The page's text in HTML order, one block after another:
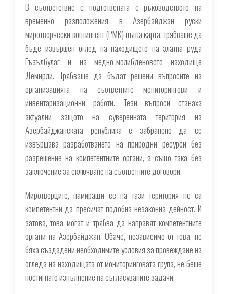
В съответствие с подготвената с ръководството на
временно разположения в Азербайджан руски
миротворчески контингент (РМК) пътна карта, трябваше да
бъде извършен оглед на находището на златна руда
Гъзълбулаг и на медно-молибденовото находище
Демирли. Трябваше да бъдат решени въпросите на
организацията на съответните мониторингови и
инвентаризационни работи. Тези въпроси станаха
актуални защото на суверенната територия на
Азербайджанската република е забранено да се
извършава разработването на природни ресурси без
разрешение на компетентните органи, а също така без
заключение за сключване на съответните договори.
Миротворците, намиращи се на тази територия не са
компетентни да пресичат подобна незаконна дейност. И
затова, това могат и трябва да направят компетентните
органи на Азербайджан. Обаче, независимо от това, не
бяха създадени необходимите условия за провеждане на
огледа на находищата от мониторинговата група, не беше
постигнато изпълнение на съгласуваните задачи.